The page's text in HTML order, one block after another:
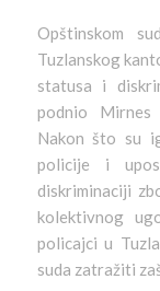
Opštinskom
Tuzlanskog
statusa i
podnio Mirnes
Nakon što su
policije i
diskriminaciji
kolektivnog
policajci u
suda zatražiti